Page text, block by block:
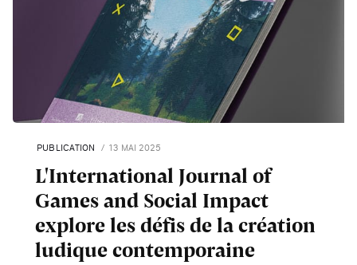
PUBLICATION 13 MAI 2025
L'International Journal of
Games and Social Impact
explore les défis de la création
ludique contemporaine